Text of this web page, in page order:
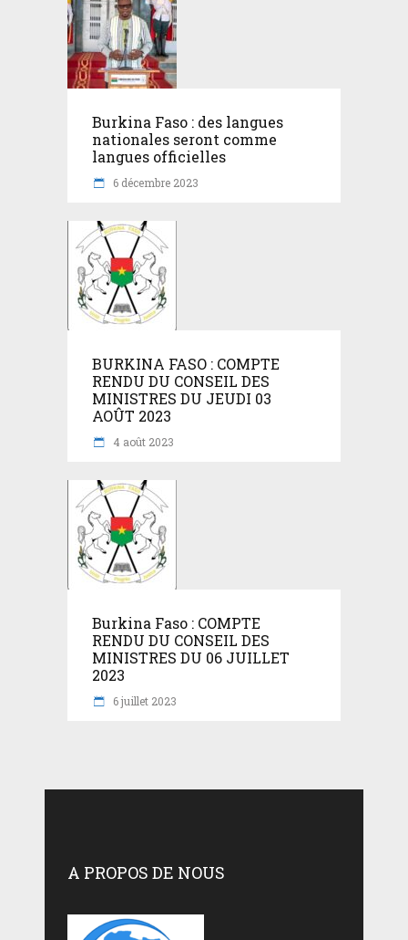
Burkina Faso : des langues
nationales seront comme
langues officielles
6 décembre 2023
BURKINA FASO : COMPTE
RENDU DU CONSEIL DES
MINISTRES DU JEUDI 03
AOÛT 2023
4 août 2023
Burkina Faso : COMPTE
RENDU DU CONSEIL DES
MINISTRES DU 06 JUILLET
2023
6 juillet 2023
A PROPOS DE NOUS